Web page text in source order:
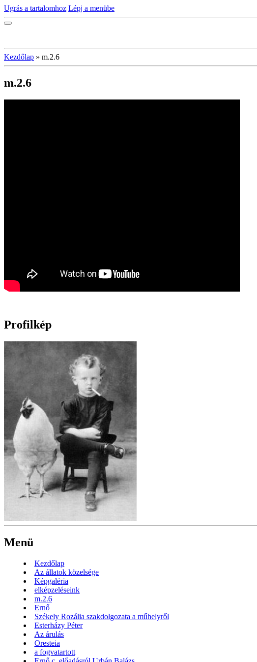
Ugrás a tartalomhoz Lépj a menübe
Kezdőlap » m.2.6
m.2.6
Profilkép
Menü
Kezdőlap
Az állatok közelsége
Képgaléria
elképzeléseink
m.2.6
Ernő
Székely Rozália szakdolgozata a műhelyről
Esterházy Péter
Az árulás
Oresteia
a fogvatartott